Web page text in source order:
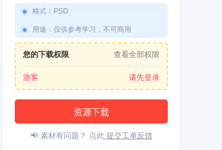
格式 ： PSD
用途 ： 仅供参考学习，不可商用
您的下载权限 查看全部权限
游客 请先登录
资源下载
📢 素材有问题？ 点此提交工单反馈